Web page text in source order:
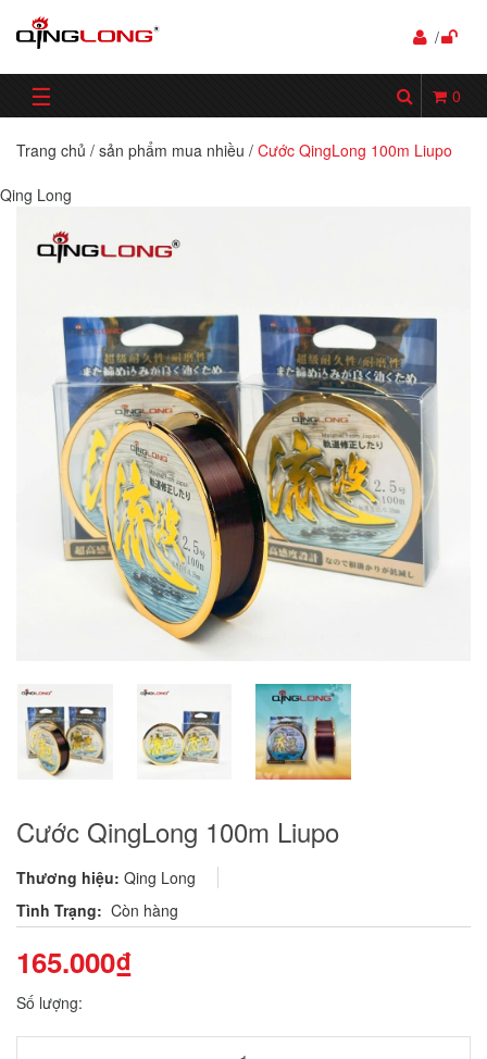
/
☰ 0
Trang chủ / sản phẩm mua nhiều / Cước QingLong 100m Liupo
Qing Long
Cước QingLong 100m Liupo
Thương hiệu: Qing Long
Tình Trạng: Còn hàng
165.000₫
Số lượng: